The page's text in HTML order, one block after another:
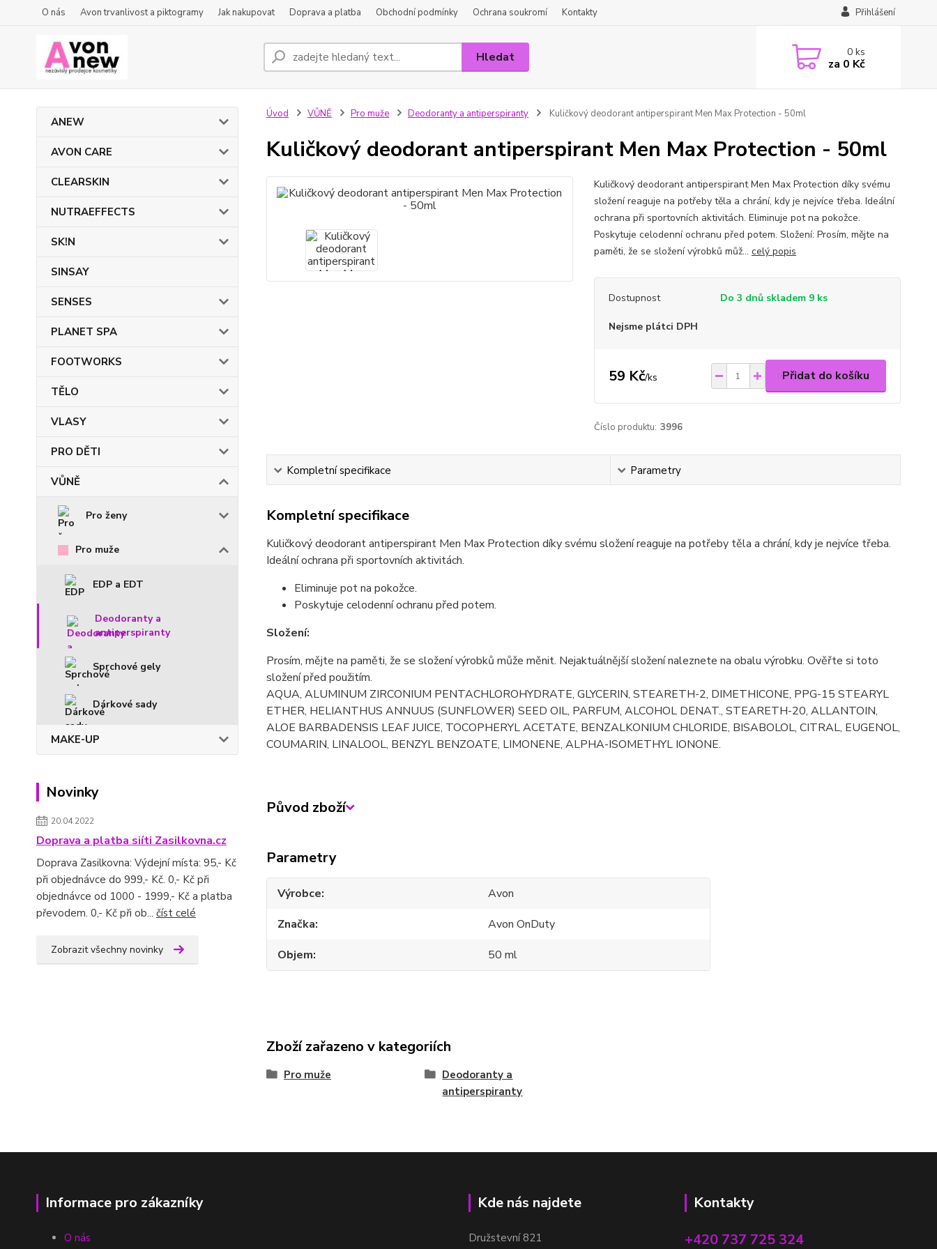
O nás Avon trvanlivost a piktogramy Jak nakupovat Doprava a platba Obchodní podmínky Ochrana soukromí Kontakty Přihlášení
Hledat 0ks
za 0 Kč
ANEW
AVON CARE
CLEARSKIN
NUTRAEFFECTS
SK!N
SINSAY
SENSES
PLANET SPA
FOOTWORKS
TĚLO
VLASY
PRO DĚTI
VŮNĚ
Pro ženy
Pro muže
EDP a EDT
Deodoranty a
antiperspiranty
Sprchové gely
Dárkové sady
MAKE-UP
Novinky
20.04.2022
Doprava a platba siíti Zasilkovna.cz
Doprava Zasilkovna: Výdejní místa: 95,- Kč
při objednávce do 999,- Kč. 0,- Kč při
objednávce od 1000 - 1999,- Kč a platba
převodem. 0,- Kč při ob... číst celé
Zobrazit všechny novinky
Úvod VŮNĚ Pro muže Deodoranty a antiperspiranty Kuličkový deodorant antiperspirant Men Max Protection - 50ml
Kuličkový deodorant antiperspirant Men Max Protection - 50ml
Kuličkový deodorant antiperspirant Men Max Protection díky svému
složení reaguje na potřeby těla a chrání, kdy je nejvíce třeba. Ideální
ochrana při sportovních aktivitách. Eliminuje pot na pokožce.
Poskytuje celodenní ochranu před potem. Složení: Prosím, mějte na
paměti, že se složení výrobků můž... celý popis
Dostupnost Do 3 dnů skladem 9 ks
Nejsme plátci DPH
59 Kč/ks Přidat do košíku
Číslo produktu: 3996
Kompletní specifikace Parametry
Kompletní specifikace
Kuličkový deodorant antiperspirant Men Max Protection díky svému složení reaguje na potřeby těla a chrání, kdy je nejvíce třeba.
Ideální ochrana při sportovních aktivitách.
Eliminuje pot na pokožce.
Poskytuje celodenní ochranu před potem.
Složení:
Prosím, mějte na paměti, že se složení výrobků může měnit. Nejaktuálnější složení naleznete na obalu výrobku. Ověřte si toto
složení před použitím.
AQUA, ALUMINUM ZIRCONIUM PENTACHLOROHYDRATE, GLYCERIN, STEARETH-2, DIMETHICONE, PPG-15 STEARYL
ETHER, HELIANTHUS ANNUUS (SUNFLOWER) SEED OIL, PARFUM, ALCOHOL DENAT., STEARETH-20, ALLANTOIN,
ALOE BARBADENSIS LEAF JUICE, TOCOPHERYL ACETATE, BENZALKONIUM CHLORIDE, BISABOLOL, CITRAL, EUGENOL,
COUMARIN, LINALOOL, BENZYL BENZOATE, LIMONENE, ALPHA-ISOMETHYL IONONE.
Původ zboží
Parametry
Výrobce
Avon
Značka
Avon OnDuty
Objem
50 ml
Zboží zařazeno v kategoriích
Pro muže
Deodoranty a
antiperspiranty
Informace pro zákazníky
O nás
Kde nás najdete
Družstevní 821
Kontakty
+420 737 725 324